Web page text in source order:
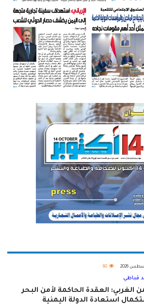
60
قباطي
الغربي: العقدة الحاكمة لأمن البحر
استعادة الدولة اليمنية